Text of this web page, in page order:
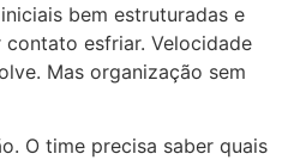
bem estruturadas e
esfriar. Velocidade
Mas organização sem
O time precisa saber quais